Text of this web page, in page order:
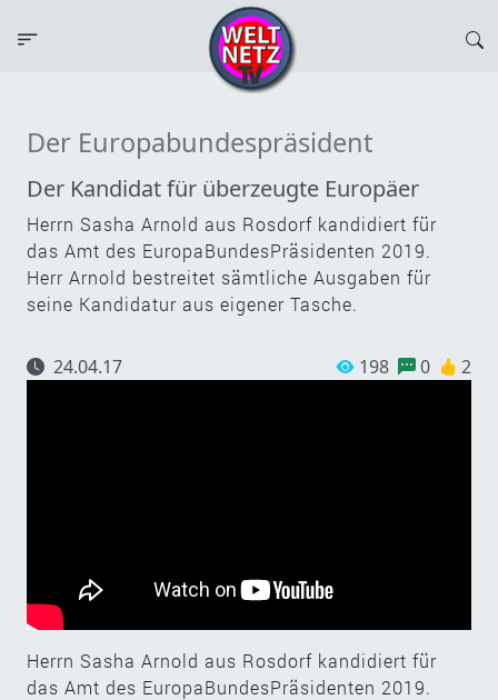
Der Europabundespräsident
Der Kandidat für überzeugte Europäer
Herrn Sasha Arnold aus Rosdorf kandidiert für
das Amt des EuropaBundesPräsidenten 2019.
Herr Arnold bestreitet sämtliche Ausgaben für
seine Kandidatur aus eigener Tasche.
24.04.17 198 0 2
Herrn Sasha Arnold aus Rosdorf kandidiert für
das Amt des EuropaBundesPräsidenten 2019.